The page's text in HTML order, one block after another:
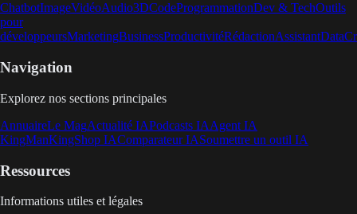
ChatbotImageVidéoAudio3DCodeProgrammationDev & TechOutils
pour
développeursMarketingBusinessProductivitéRédactionAssistantData
Navigation
Explorez nos sections principales
AnnuaireLe MagActualité IAPodcasts IAAgent IA
KingManKingShop IAComparateur IASoumettre un outil IA
Ressources
Informations utiles et légales